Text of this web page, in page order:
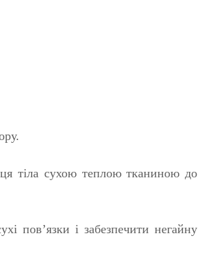
тіла сухою теплою тканиною до
пов’язки і забезпечити негайну